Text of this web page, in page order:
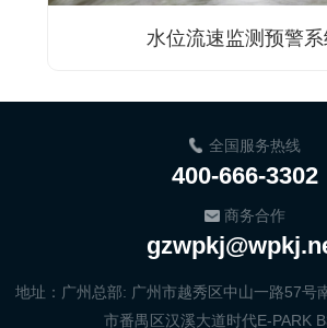
水位流速监测预警
全国服务热线
400-666-3302
商务合作
地址：广州总部: 广州市越秀区中山一路57号
市番禺区汉溪大道时代E-PARK